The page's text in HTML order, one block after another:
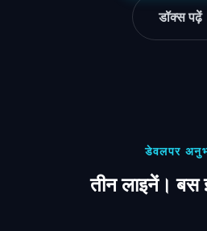
डॉक्स पढ़ें
डेवलपर
तीन लाइनें। बस